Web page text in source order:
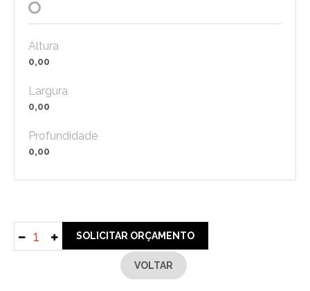
Largura
0,00
Profundidade
0,00
Altura
0,00
SOLICITAR ORÇAMENTO
VOLTAR